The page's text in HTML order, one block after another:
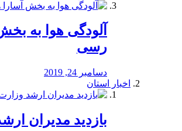
آلودگی هوا به
رسی
دسامبر 24, 2019
اخبار استان
بازدید مدیران